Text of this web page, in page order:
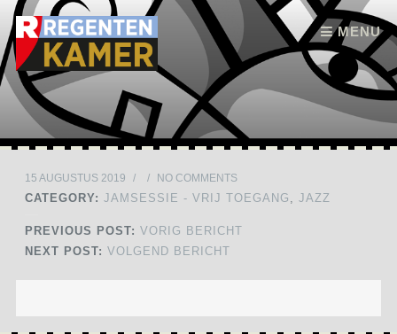
MENU
Skip to content
15 AUGUSTUS 2019 / / NO COMMENTS
CATEGORY: JAMSESSIE - VRIJ TOEGANG JAZZ
PREVIOUS POST: VORIG BERICHT
NEXT POST: VOLGEND BERICHT